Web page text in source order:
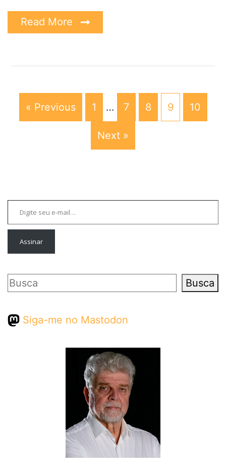
Read More
« Previous 1 … 7 8 9 10
Next »
Digite seu e-mail…
Assinar
Pesquisar Busca
Siga-me no Mastodon